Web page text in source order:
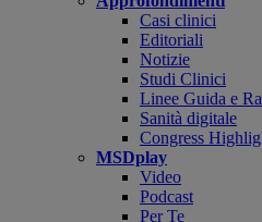
Casi clinici
Editoriali
Notizie
Studi Clinici
Linee Guida e
Sanità digitale
Congress
MSDplay
Video
Podcast
Per Te